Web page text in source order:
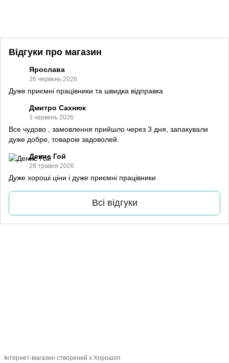
Відгуки про магазин
Ярослава
26 червень 2026
Дуже приємні працівники та швидка відправка
Дмитро Сахнюк
3 червень 2026
Все чудово , замовлення прийшло через 3 дня, запакували
дуже добре, товаром задоволей.
Денис Гой
28 травня 2026
Дуже хороші ціни і дуже приємні працівники
Всі відгуки
Інтернет-магазин створений з Хорошоп